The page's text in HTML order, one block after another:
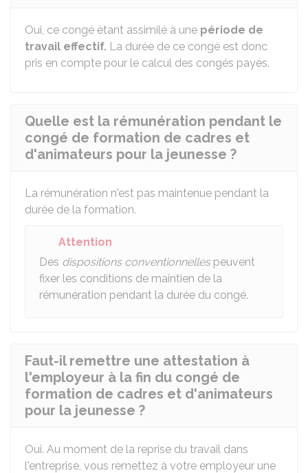
Oui, ce congé étant assimilé à une période de
travail effectif. La durée de ce congé est donc
pris en compte pour le calcul des congés payés.
Quelle est la rémunération pendant le
congé de formation de cadres et
d'animateurs pour la jeunesse ?
La rémunération n'est pas maintenue pendant la
durée de la formation.
Attention
Des dispositions conventionnellespeuvent
fixer les conditions de maintien de la
rémunération pendant la durée du congé.
Faut-il remettre une attestation à
l'employeur à la fin du congé de
formation de cadres et d'animateurs
pour la jeunesse ?
Oui. Au moment de la reprise du travail dans
l'entreprise, vous remettez à votre employeur une